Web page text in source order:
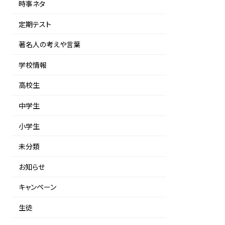
時事ネタ
定期テスト
著名人の考えや言葉
学校情報
高校生
中学生
小学生
未分類
お知らせ
キャンペーン
生徒